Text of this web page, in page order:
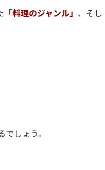
「料理のジャンル」 、そし
しょう。